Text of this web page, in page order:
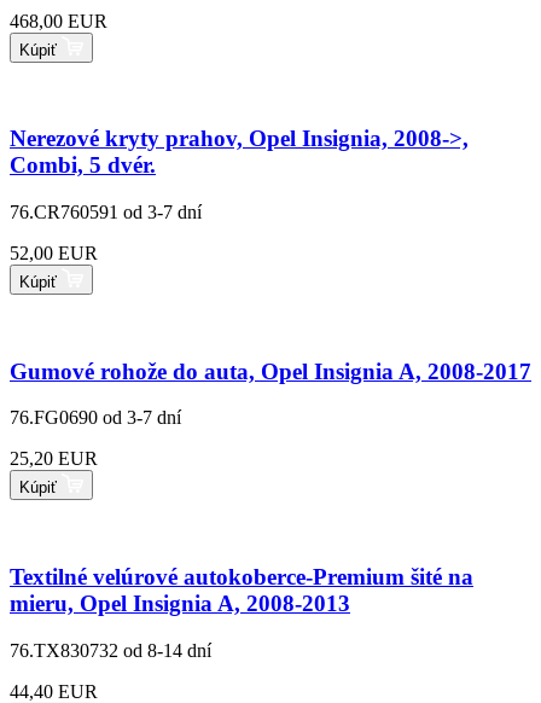
468,00 EUR
Kúpiť
Nerezové kryty prahov, Opel Insignia, 2008->,
Combi, 5 dvér.
76.CR760591 od 3-7 dní
52,00 EUR
Kúpiť
Gumové rohože do auta, Opel Insignia A, 2008-2017
76.FG0690 od 3-7 dní
25,20 EUR
Kúpiť
Textilné velúrové autokoberce-Premium šité na
mieru, Opel Insignia A, 2008-2013
76.TX830732 od 8-14 dní
44,40 EUR